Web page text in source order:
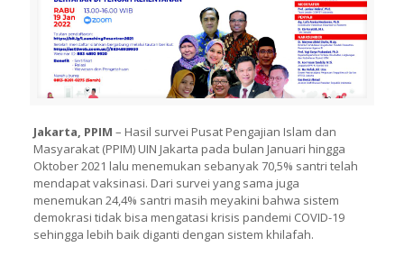
Jakarta, PPIM – Hasil survei Pusat Pengajian Islam dan
Masyarakat (PPIM) UIN Jakarta pada bulan Januari hingga
Oktober 2021 lalu menemukan sebanyak 70,5% santri telah
mendapat vaksinasi. Dari survei yang sama juga
menemukan 24,4% santri masih meyakini bahwa sistem
demokrasi tidak bisa mengatasi krisis pandemi COVID-19
sehingga lebih baik diganti dengan sistem khilafah.